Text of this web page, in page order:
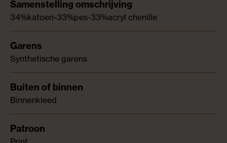
34%katoen-33%pes-33%acryl chenille
Synthetische garens
Binnenkleed